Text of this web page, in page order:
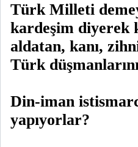
Türk Milleti
kardeşim diyerek
aldatan, kanı,
Türk
Din-iman
yapıyorlar?